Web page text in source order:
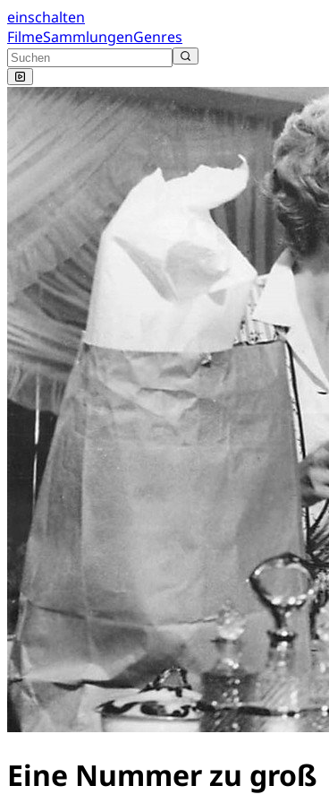
einschalten
FilmeSammlungenGenres
Eine Nummer zu groß